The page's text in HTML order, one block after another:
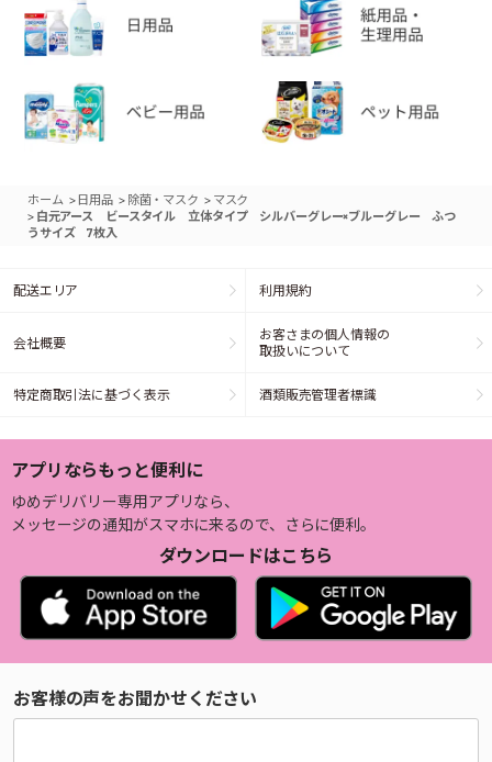
ホーム > 日用品 > 除菌・マスク > マスク
> 白元アース ビースタイル 立体タイプ シルバーグレー×ブルーグレー ふつ
うサイズ 7枚入
配送エリア 利用規約
会社概要
お客さまの個人情報の
取扱いについて
特定商取引法に基づく表示 酒類販売管理者標識
アプリならもっと便利に
ゆめデリバリー専用アプリなら、
メッセージの通知がスマホに来るので、さらに便利。
ダウンロードはこちら
お客様の声をお聞かせください